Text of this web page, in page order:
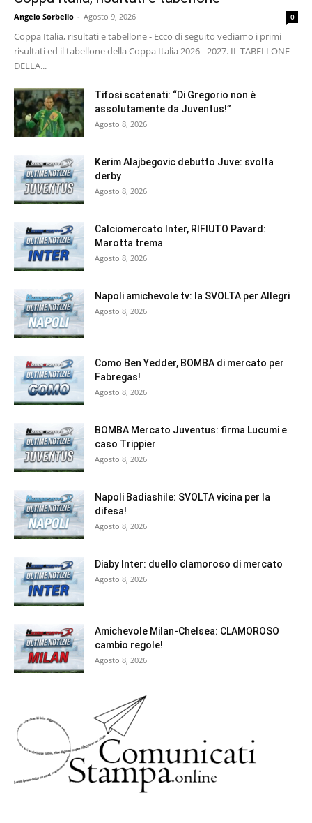
Angelo Sorbello - Agosto 9, 2026 0
Coppa Italia, risultati e tabellone - Ecco di seguito vediamo i primi
risultati ed il tabellone della Coppa Italia 2026 - 2027. IL TABELLONE
DELLA...
Tifosi scatenati: “Di Gregorio non è
assolutamente da Juventus!”
Agosto 8, 2026
Kerim Alajbegovic debutto Juve: svolta
derby
Agosto 8, 2026
Calciomercato Inter, RIFIUTO Pavard:
Marotta trema
Agosto 8, 2026
Napoli amichevole tv: la SVOLTA per Allegri
Agosto 8, 2026
Como Ben Yedder, BOMBA di mercato per
Fabregas!
Agosto 8, 2026
BOMBA Mercato Juventus: firma Lucumi e
caso Trippier
Agosto 8, 2026
Napoli Badiashile: SVOLTA vicina per la
difesa!
Agosto 8, 2026
Diaby Inter: duello clamoroso di mercato
Agosto 8, 2026
Amichevole Milan-Chelsea: CLAMOROSO
cambio regole!
Agosto 8, 2026